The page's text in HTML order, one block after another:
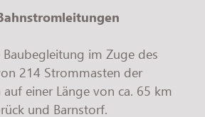
im Zuge des
214 Strommasten der
auf einer Länge von ca. 65 km
und Barnstorf.